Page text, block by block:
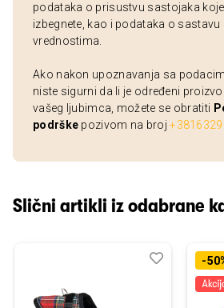
podataka o prisustvu sastojaka
izbegnete, kao i podataka o sastavu
vrednostima.
Ako nakon upoznavanja sa
niste sigurni da li je određeni
vašeg ljubimca, možete se obratiti
podrške pozivom na broj
Slični artikli iz odabrane
Dodaj
Uporedi-